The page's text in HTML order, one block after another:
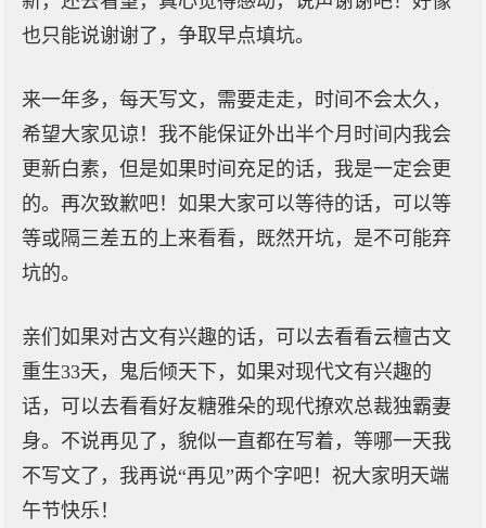
也只能说谢谢了，争取早点填坑。
来一年多，每天写文，需要走走，时间不会太久，
希望大家见谅！我不能保证外出半个月时间内我会
更新白素，但是如果时间充足的话，我是一定会更
的。再次致歉吧！如果大家可以等待的话，可以等
等或隔三差五的上来看看，既然开坑，是不可能弃
坑的。
亲们如果对古文有兴趣的话，可以去看看云檀古文
重生33天，鬼后倾天下，如果对现代文有兴趣的
话，可以去看看好友糖雅朵的现代撩欢总裁独霸妻
身。不说再见了，貌似一直都在写着，等哪一天我
不写文了，我再说“再见”两个字吧！祝大家明天端
午节快乐！